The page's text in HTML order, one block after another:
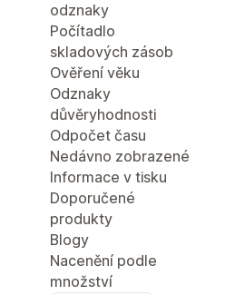
odznaky
Počítadlo
skladových zásob
Ověření věku
Odznaky
důvěryhodnosti
Odpočet času
Nedávno zobrazené
Informace v tisku
Doporučené
produkty
Blogy
Nacenění podle
množství